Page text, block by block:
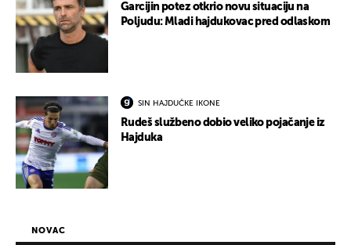
Garcijin potez otkrio novu situaciju na
Poljudu: Mladi hajdukovac pred odlaskom
SIN HAJDUČKE IKONE
Rudeš službeno dobio veliko pojačanje iz
Hajduka
NOVAC